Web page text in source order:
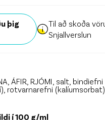
þig
Til að skoða
Snjallverslun
ÁFIR, RJÓMI, salt,
rotvarnarefni
í 100 g/ml